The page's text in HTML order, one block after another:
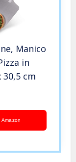
Manico
in
30,5 cm